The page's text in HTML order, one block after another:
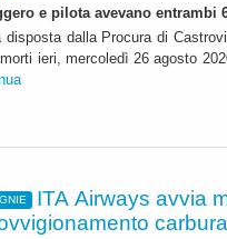
e pilota avevano entrambi
disposta dalla Procura di
ieri, mercoledì 26 agosto
ITA Airways avvia